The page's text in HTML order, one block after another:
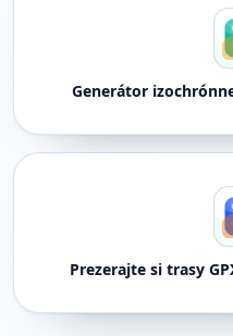
Generátor
Prezerajte si trasy